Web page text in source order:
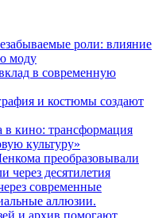
роли: влияние
моду
в современную
и костюмы создают
в кино: трансформация
культуру»
преобразовывали
через десятилетия
современные
аллюзии.
и архив помогают